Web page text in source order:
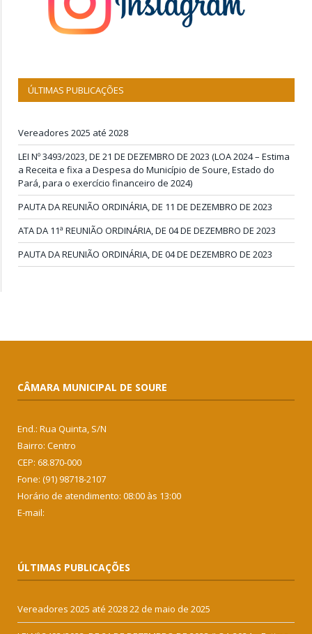
ÚLTIMAS PUBLICAÇÕES
Vereadores 2025 até 2028
LEI Nº 3493/2023, DE 21 DE DEZEMBRO DE 2023 (LOA 2024 – Estima
a Receita e fixa a Despesa do Município de Soure, Estado do
Pará, para o exercício financeiro de 2024)
PAUTA DA REUNIÃO ORDINÁRIA, DE 11 DE DEZEMBRO DE 2023
ATA DA 11ª REUNIÃO ORDINÁRIA, DE 04 DE DEZEMBRO DE 2023
PAUTA DA REUNIÃO ORDINÁRIA, DE 04 DE DEZEMBRO DE 2023
CÂMARA MUNICIPAL DE SOURE
End.: Rua Quinta, S/N
Bairro: Centro
CEP: 68.870-000
Fone: (91) 98718-2107
Horário de atendimento: 08:00 às 13:00
E-mail:
ÚLTIMAS PUBLICAÇÕES
Vereadores 2025 até 202822 de maio de 2025